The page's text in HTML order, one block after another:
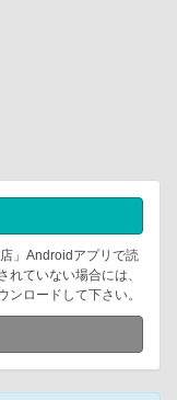
」Androidアプリで読
ていない場合には、
ロードして下さい。